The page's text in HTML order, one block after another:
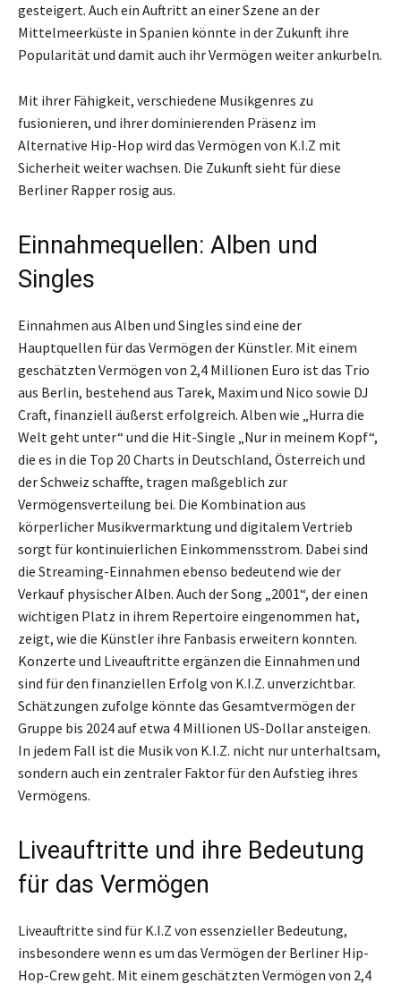
gesteigert. Auch ein Auftritt an einer Szene an der
Mittelmeerküste in Spanien könnte in der Zukunft ihre
Popularität und damit auch ihr Vermögen weiter ankurbeln.
Mit ihrer Fähigkeit, verschiedene Musikgenres zu
fusionieren, und ihrer dominierenden Präsenz im
Alternative Hip-Hop wird das Vermögen von K.I.Z mit
Sicherheit weiter wachsen. Die Zukunft sieht für diese
Berliner Rapper rosig aus.
Einnahmequellen: Alben und
Singles
Einnahmen aus Alben und Singles sind eine der
Hauptquellen für das Vermögen der Künstler. Mit einem
geschätzten Vermögen von 2,4 Millionen Euro ist das Trio
aus Berlin, bestehend aus Tarek, Maxim und Nico sowie DJ
Craft, finanziell äußerst erfolgreich. Alben wie „Hurra die
Welt geht unter“ und die Hit-Single „Nur in meinem Kopf“,
die es in die Top 20 Charts in Deutschland, Österreich und
der Schweiz schaffte, tragen maßgeblich zur
Vermögensverteilung bei. Die Kombination aus
körperlicher Musikvermarktung und digitalem Vertrieb
sorgt für kontinuierlichen Einkommensstrom. Dabei sind
die Streaming-Einnahmen ebenso bedeutend wie der
Verkauf physischer Alben. Auch der Song „2001“, der einen
wichtigen Platz in ihrem Repertoire eingenommen hat,
zeigt, wie die Künstler ihre Fanbasis erweitern konnten.
Konzerte und Liveauftritte ergänzen die Einnahmen und
sind für den finanziellen Erfolg von K.I.Z. unverzichtbar.
Schätzungen zufolge könnte das Gesamtvermögen der
Gruppe bis 2024 auf etwa 4 Millionen US-Dollar ansteigen.
In jedem Fall ist die Musik von K.I.Z. nicht nur unterhaltsam,
sondern auch ein zentraler Faktor für den Aufstieg ihres
Vermögens.
Liveauftritte und ihre Bedeutung
für das Vermögen
Liveauftritte sind für K.I.Z von essenzieller Bedeutung,
insbesondere wenn es um das Vermögen der Berliner Hip-
Hop-Crew geht. Mit einem geschätzten Vermögen von 2,4